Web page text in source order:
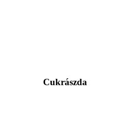
Cukrászda